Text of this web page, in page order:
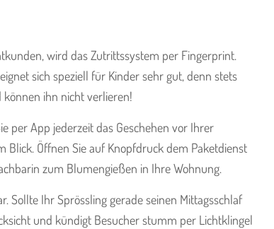
wird das Zutrittssystem per Fingerprint.
sich speziell für Kinder sehr gut, denn stets
können ihn nicht verlieren!
per App jederzeit das Geschehen vor Ihrer
Blick. Öffnen Sie auf Knopfdruck dem Paketdienst
zum Blumengießen in Ihre Wohnung.
Sollte Ihr Sprössling gerade seinen Mittagsschlaf
und kündigt Besucher stumm per Lichtklingel